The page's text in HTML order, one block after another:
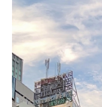
ちに全ての会員が了
第4条（会員審査およ
会員とは、本規約を
後、管理者がこれを
第4条（会員の定義と
1. 管理者は前条によ